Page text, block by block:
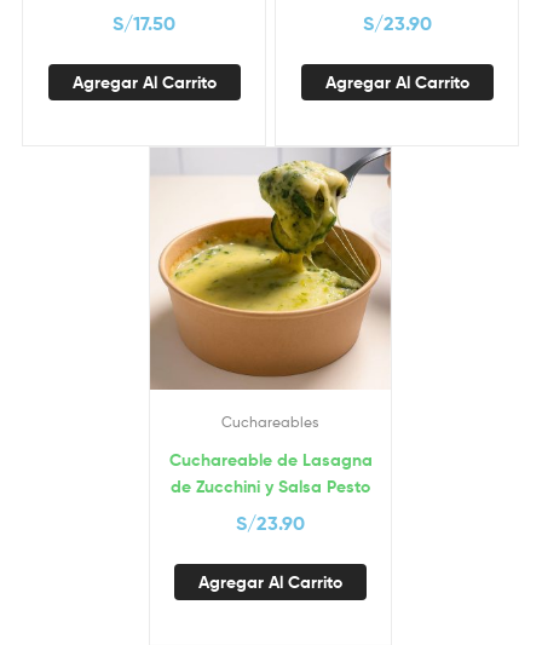
Salsa Pesto
S/17.50
Agregar Al Carrito
S/23.90
Agregar Al Carrito
Cuchareables
Cuchareable de Lasagna
de Zucchini y Salsa Pesto
S/23.90
Agregar Al Carrito